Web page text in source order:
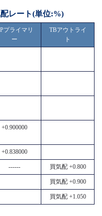
レート(単位:%)
プライマリ
ー
TBアウトライ
ト
+0.900000
+0.838000
------ 買気配 +0.800
買気配 +0.900
買気配 +1.050